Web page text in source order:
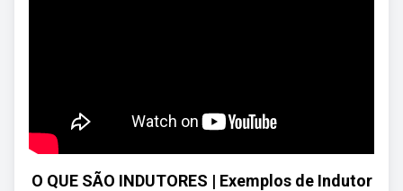
O QUE SÃO INDUTORES | Exemplos de Indutor